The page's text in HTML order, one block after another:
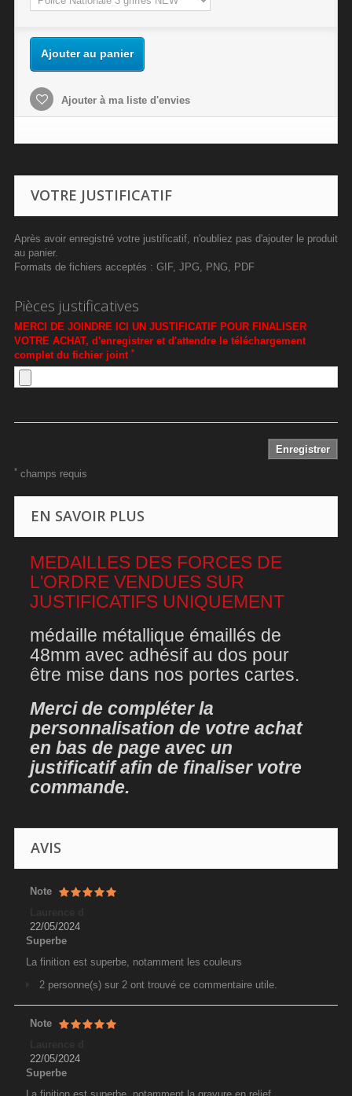
Ajouter au panier
Ajouter à ma liste d'envies
VOTRE JUSTIFICATIF
Après avoir enregistré votre justificatif, n'oubliez pas d'ajouter le produit
au panier.
Formats de fichiers acceptés : GIF, JPG, PNG, PDF
Pièces justificatives
MERCI DE JOINDRE ICI UN JUSTIFICATIF POUR FINALISER
VOTRE ACHAT, d'enregistrer et d'attendre le téléchargement
complet du fichier joint *
Enregistrer
* champs requis
EN SAVOIR PLUS
MEDAILLES DES FORCES DE
L'ORDRE VENDUES SUR
JUSTIFICATIFS UNIQUEMENT
médaille métallique émaillés de
48mm avec adhésif au dos pour
être mise dans nos portes cartes.
Merci de compléter la
personnalisation de votre achat
en bas de page avec un
justificatif afin de finaliser votre
commande.
AVIS
Note
22/05/2024
Superbe
La finition est superbe, notamment les couleurs
2 personne(s) sur 2 ont trouvé ce commentaire utile.
Note
22/05/2024
Superbe